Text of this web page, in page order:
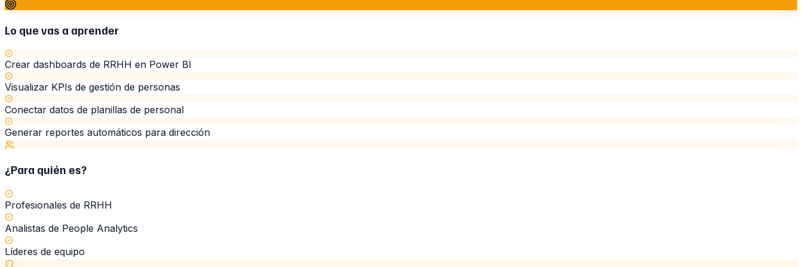
Lo que vas a aprender
Crear dashboards de RRHH en Power BI
Visualizar KPIs de gestión de personas
Conectar datos de planillas de personal
Generar reportes automáticos para dirección
¿Para quién es?
Profesionales de RRHH
Analistas de People Analytics
Líderes de equipo